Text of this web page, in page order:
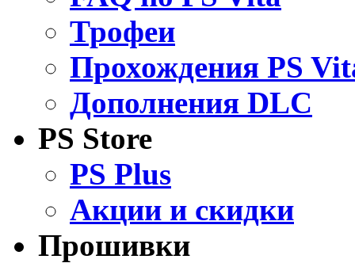
Трофеи
Прохождения PS
Дополнения DLC
PS Store
PS Plus
Акции и скидки
Прошивки